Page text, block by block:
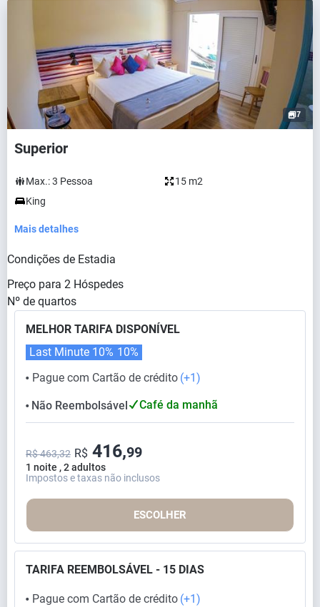
7
Superior
Max.:3 Pessoa
15 m2
King
Mais detalhes
Condições de Estadia
Preço para 2 Hóspedes
Nº de quartos
MELHOR TARIFA DISPONÍVEL
⬤ Pague com Cartão de crédito (+1)
Last Minute 10% 10%
⬤ Não Reembolsável Café da manhã
1 noite , 2 adultos
R$ 463,32 R$ 416,99
Impostos e taxas não inclusos
ESCOLHER
TARIFA REEMBOLSÁVEL - 15 DIAS
⬤ Pague com Cartão de crédito (+1)